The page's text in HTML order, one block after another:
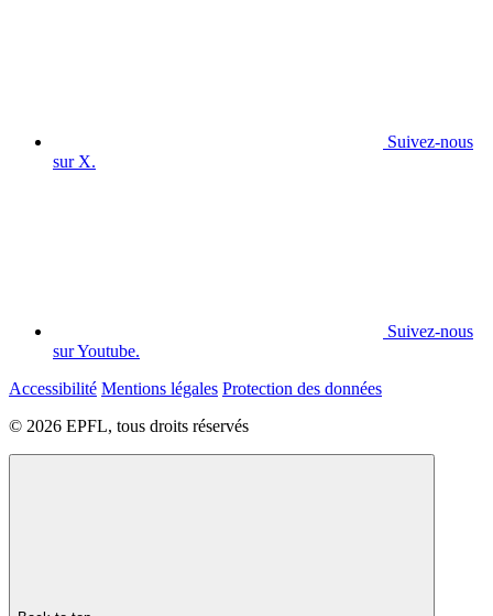
Suivez-nous
sur X.
Suivez-nous
sur Youtube.
Accessibilité Mentions légales Protection des données
© 2026 EPFL, tous droits réservés